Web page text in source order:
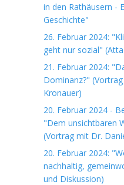
in den Rathäusern -
Geschichte"
26. Februar 2024:
geht nur sozial"
21. Februar 2024:
Dominanz?"
Kronauer)
20. Februar 2024 -
"Dem unsichtbaren
(Vortrag mit Dr.
20. Februar 2024:
nachhaltig,
und Diskussion)